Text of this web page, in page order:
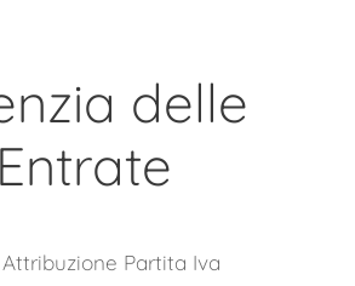
delle
Entrate
Partita Iva